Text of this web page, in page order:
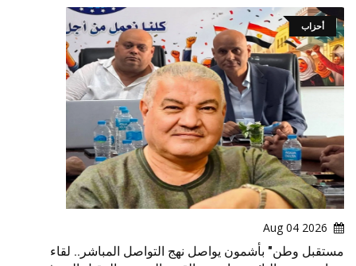
أحزاب
2026 Aug 04
مستقبل وطن" بأشمون يواصل نهج التواصل المباشر.. لقاء